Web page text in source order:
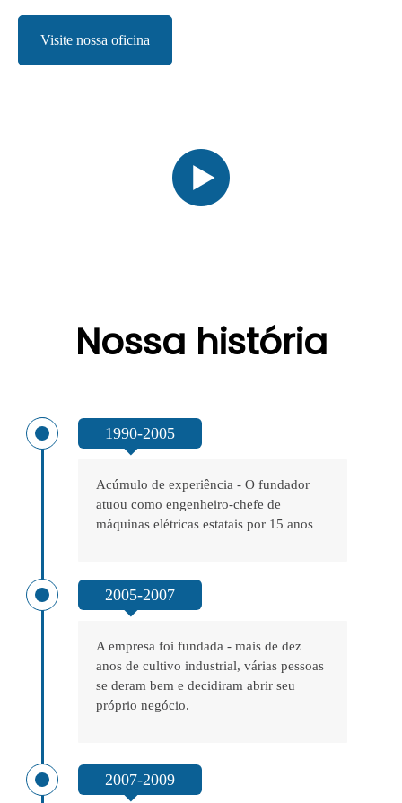
Visite nossa oficina
Nossa história
1990-2005
Acúmulo de experiência - O fundador
atuou como engenheiro-chefe de
máquinas elétricas estatais por 15 anos
2005-2007
A empresa foi fundada - mais de dez
anos de cultivo industrial, várias pessoas
se deram bem e decidiram abrir seu
próprio negócio.
2007-2009